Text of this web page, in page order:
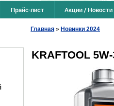
Прайс-лист Акции / Новости
Главная » Новинки 2024
KRAFTOOL